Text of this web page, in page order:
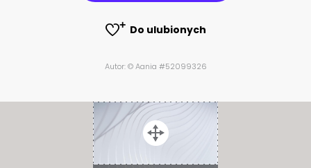
Do ulubionych
Autor: © Aania #52099326